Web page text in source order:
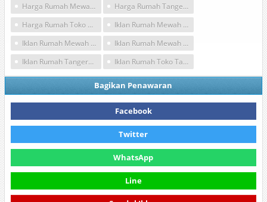
Harga Rumah Mewah Tangerang
Harga Rumah Tangerang
Harga Rumah Toko Tangerang
Iklan Rumah Mewah Minimalis Tangerang
Iklan Rumah Mewah Minimalis Tingkat Tangerang
Iklan Rumah Mewah Tangerang
Iklan Rumah Tangerang
Iklan Rumah Toko Tangerang
Bagikan Penawaran
Facebook
Twitter
WhatsApp
Line